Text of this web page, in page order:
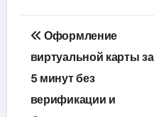
Навигация
по
записям
Оформление
виртуальной карты за
5 минут без
верификации и